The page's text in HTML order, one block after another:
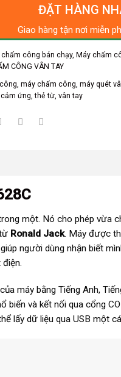
ĐẶT HÀNG
Giao hàng tận nơi miễn
chấm công bán chạy, Máy chấm
CÔNG VÂN TAY
,máy chấm công,máy quét
ứng,thẻ từ,vân tay
một. Nó cho phép vừa
Ronald Jack. Máy được
người dùng nhận biết
máy bằng Tiếng Anh,
biến và kết nối qua cổng
lấy dữ liệu qua USB một